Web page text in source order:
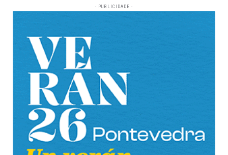
- PUBLICIDADE -